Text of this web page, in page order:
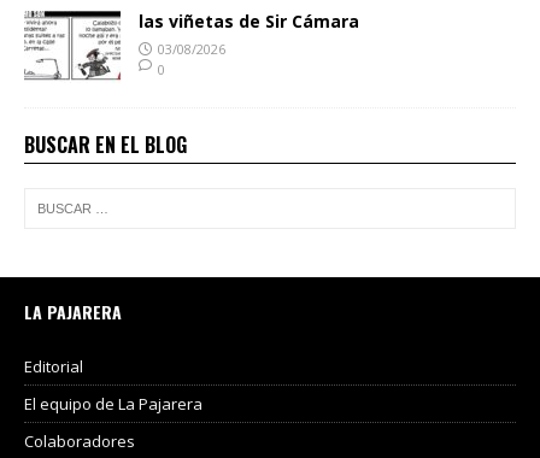
las viñetas de Sir Cámara
03/08/2026
0
BUSCAR EN EL BLOG
LA PAJARERA
Editorial
El equipo de La Pajarera
Colaboradores